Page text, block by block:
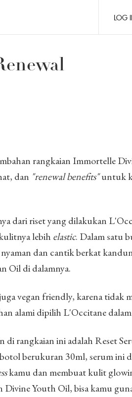
LOG
rangkaian Immortelle
dan "renewal benefits"untuk
dari riset yang dilakukan
lebih elastic. Dalam satu
dan cantik berkat
Oil di dalamnya.
vegan friendly, karena tidak
alami dipilih L'Occitane
di rangkaian ini adalah Reset
berukuran 30ml, serum ini
kamu dan membuat kulit
Divine Youth Oil, bisa kamu